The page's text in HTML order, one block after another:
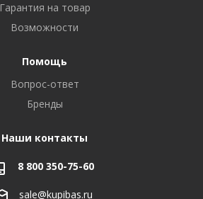
Гарантия на товар
Возможности
Помощь
Вопрос-ответ
Бренды
Наши контакты
8 800 350-75-60
sale@kupibas.ru